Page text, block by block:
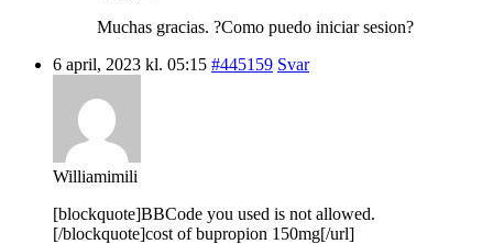
Muchas gracias. ?Como puedo iniciar sesion?
6 april, 2023 kl. 05:15 #445159 Svar
Williamimili
[blockquote]BBCode you used is not allowed.
[/blockquote]cost of bupropion 150mg[/url]